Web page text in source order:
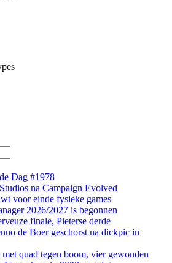
Dag #1978
na Campaign Evolved
voor einde fysieke games
2026/2027 is begonnen
finale, Pieterse derde
de Boer geschorst na dickpic in
quad tegen boom, vier gewonden